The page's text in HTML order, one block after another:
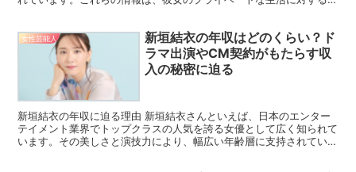
女性芸能人
新垣結衣の年収はどのくらい？ド
ラマ出演やCM契約がもたらす収
入の秘密に迫る
新垣結衣の年収に迫る理由 新垣結衣さんといえば、日本のエンター
テイメント業界でトップクラスの人気を誇る女優として広く知られて
います。その美しさと演技力により、幅広い年齢層に支持されている